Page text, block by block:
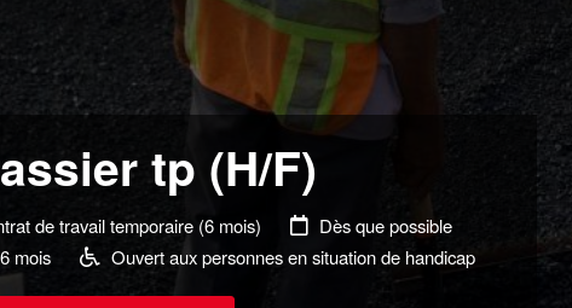
tp (H/F)
de travail temporaire (6 mois)
Dès que possible
mois Ouvert aux personnes en situation de handicap